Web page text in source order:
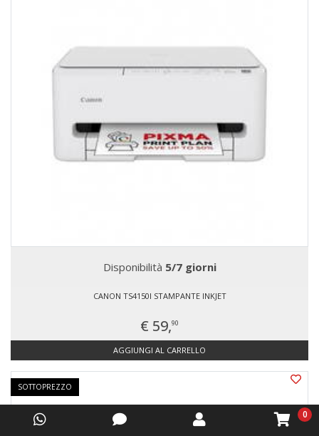
Disponibilità 5/7 giorni
CANON TS4150I STAMPANTE INKJET
€ 59,90
AGGIUNGI AL CARRELLO
SOTTOPREZZO
0